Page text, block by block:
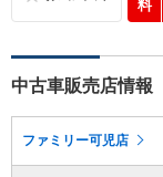
料
中古車販売店情報
ファミリー可児店